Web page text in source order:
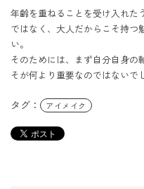
年齢を重ねることを受け入れた
ではなく、大人だからこそ持つ
い。
そのためには、まず自分自身の
そが何より重要なのではないで
タグ： アイメイク